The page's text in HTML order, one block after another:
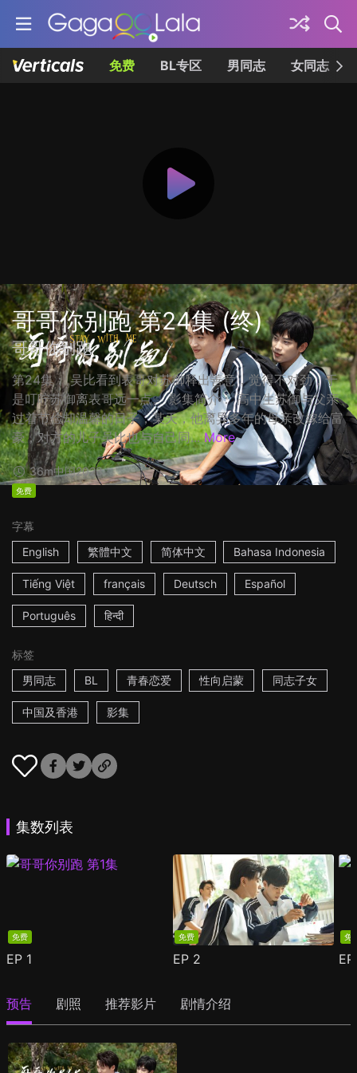
免费 BL专区 男同志 女同志
哥哥你别跑 第24集 (终)
哥哥你别跑
第24集： 吴比看到表哥对苏御释出善意，觉得不对劲，于
是叮咛苏御离表哥远一点。 影集简介： 高中生苏御与父亲
过着节俭却温馨的日子，某天，他离异多年的母亲改嫁给富
豪，对方的儿子吴比也与自己同... More
36m中国2023
免费
字幕
English
繁體中文 简体中文 Bahasa Indonesia
Tiếng Việt français Deutsch Español
Português हिन्दी
标签
男同志
BL 青春恋爱 性向启蒙 同志子女
中国及香港 影集
集数列表
免费
EP 1
免费
EP 2
免
预告 剧照 推荐影片 剧情介绍